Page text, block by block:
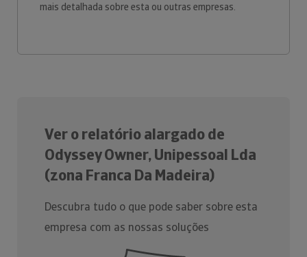
mais detalhada sobre esta ou outras empresas.
Ver o relatório alargado de
Odyssey Owner, Unipessoal Lda
(zona Franca Da Madeira)
Descubra tudo o que pode saber sobre esta
empresa com as nossas soluções